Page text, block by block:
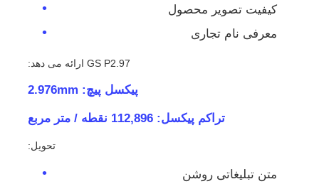
کیفیت تصویر محصول
معرفی نام تجاری
GS P2.97 ارائه می دهد:
پیکسل پیچ: 2.976mm
تراکم پیکسل: 112,896 نقطه / متر مربع
تحویل:
متن تبلیغاتی روشن